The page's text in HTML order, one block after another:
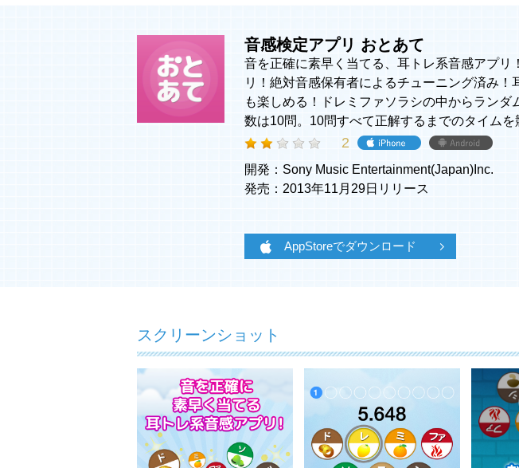
音感検定アプリ おとあて
音を正確に素早く当てる、耳トレ系音感アプ
リ！絶対音感保有者によるチューニング済み
も楽しめる！ドレミファソラシの中からラン
数は10問。10問すべて正解するまでのタイムを
2
開発：Sony Music Entertainment(Japan)Inc.
発売：2013年11月29日リリース
AppStoreでダウンロード
スクリーンショット